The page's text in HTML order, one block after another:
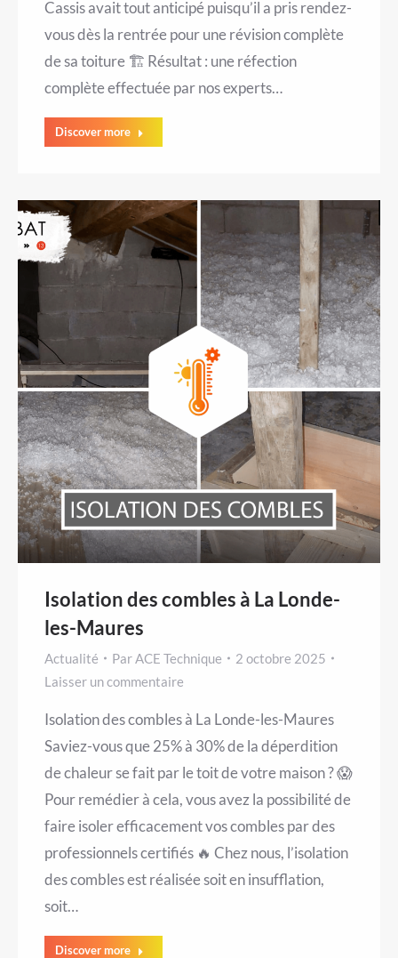
Cassis avait tout anticipé puisqu’il a pris rendez-
vous dès la rentrée pour une révision complète
de sa toiture 🏗️ Résultat : une réfection
complète effectuée par nos experts…
Discover more
Isolation des combles à La Londe-
les-Maures
Actualité ParACE Technique
2 octobre 2025
Laisser un commentaire
Isolation des combles à La Londe-les-Maures
Saviez-vous que 25% à 30% de la déperdition
de chaleur se fait par le toit de votre maison ? 😱
Pour remédier à cela, vous avez la possibilité de
faire isoler efficacement vos combles par des
professionnels certifiés 🔥 Chez nous, l’isolation
des combles est réalisée soit en insufflation,
soit…
Discover more